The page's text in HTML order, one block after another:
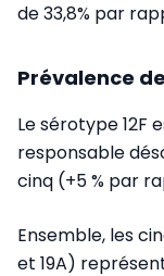
de 33,8% par
Prévalence
Le sérotype 12F
responsable
cinq (+5 % par
Ensemble, les
et 19A)